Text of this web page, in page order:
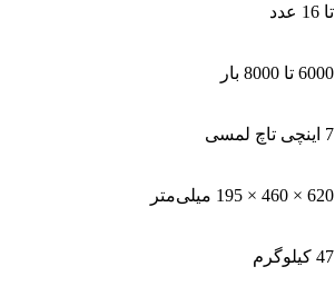
تا 16 عدد
6000 تا 8000 بار
7 اینچی تاچ لمسی
620 × 460 × 195 میلی‌متر
47 کیلوگرم